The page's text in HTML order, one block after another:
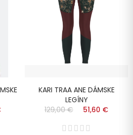
KARI TRAA ANE DÁMSKE
LEGÍNY
129,00 €
51,60 €